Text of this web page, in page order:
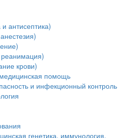
антисептика)
крови)
помощь
и инфекционный контроль
генетика, иммунология,